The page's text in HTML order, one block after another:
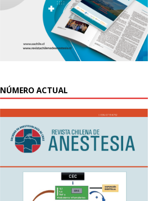
NÚMERO ACTUAL